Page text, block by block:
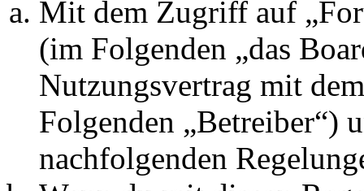
Mit dem Zugriff auf
(im Folgenden „das
Nutzungsvertrag mit
Folgenden „Betreiber“)
nachfolgenden